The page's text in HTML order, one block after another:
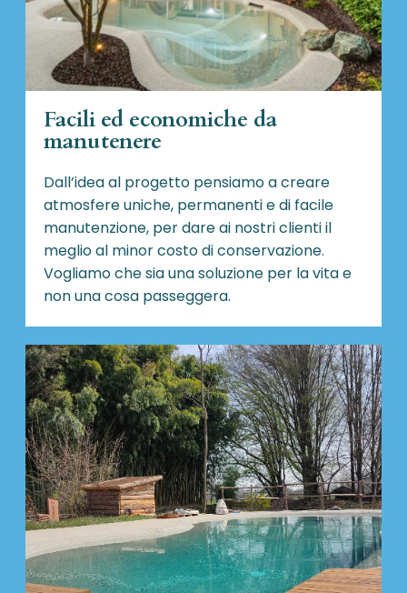
Facili ed economiche da
manutenere
Dall’idea al progetto pensiamo a creare
atmosfere uniche, permanenti e di facile
manutenzione, per dare ai nostri clienti il
meglio al minor costo di conservazione.
Vogliamo che sia una soluzione per la vita e
non una cosa passeggera.